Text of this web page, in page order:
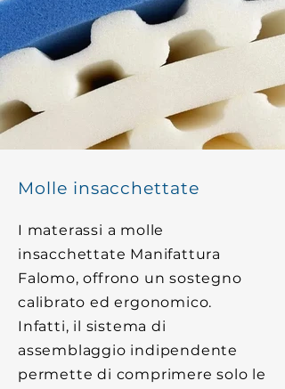
Molle insacchettate
I materassi a molle
insacchettate Manifattura
Falomo, offrono un sostegno
calibrato ed ergonomico.
Infatti, il sistema di
assemblaggio indipendente
permette di comprimere solo le